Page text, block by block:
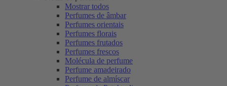
Mostrar todos
Perfumes de âmbar
Perfumes orientais
Perfumes florais
Perfumes frutados
Perfumes frescos
Molécula de perfume
Perfume amadeirado
Perfume de almíscar